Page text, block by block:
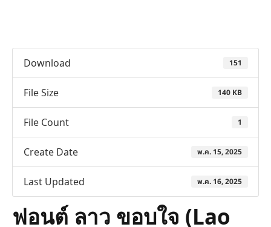
Download 151
File Size 140 KB
File Count 1
Create Date พ.ค. 15, 2025
Last Updated พ.ค. 16, 2025
ฟอนต์ ลาว ขอบใจ (Lao